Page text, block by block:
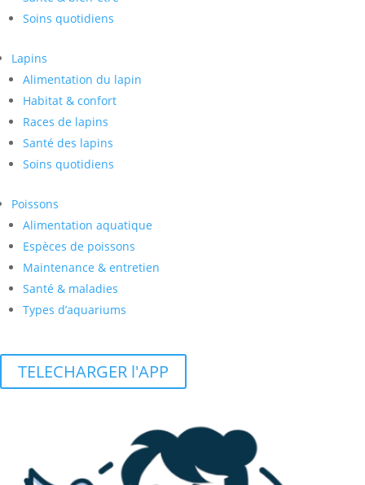
Soins quotidiens
Lapins
Alimentation du lapin
Habitat & confort
Races de lapins
Santé des lapins
Soins quotidiens
Poissons
Alimentation aquatique
Espèces de poissons
Maintenance & entretien
Santé & maladies
Types d’aquariums
TELECHARGER l'APP